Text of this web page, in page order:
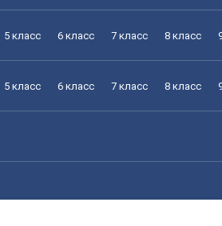
5 класс 6 класс 7 класс 8 класс
5 класс 6 класс 7 класс 8 класс